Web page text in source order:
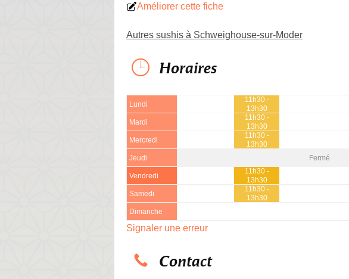
Améliorer cette fiche
Autres sushis à Schweighouse-sur-Moder
Horaires
Lundi
11h30 -
13h30
Mardi
11h30 -
13h30
Mercredi
11h30 -
13h30
Jeudi Fermé
Vendredi
11h30 -
13h30
Samedi
11h30 -
13h30
Dimanche
Signaler une erreur
Contact